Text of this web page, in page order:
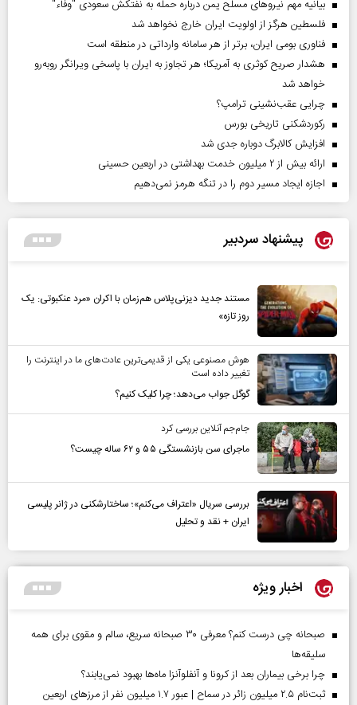
بیانیه مهم نیروهای مسلح یمن درباره حمله به نفتکش سعودی "وفاء"
فلسطین هرگز از اولویت ایران خارج نخواهد شد
فناوری بومی ایران، برتر از هر سامانه وارداتی در منطقه است
هشدار صریح کوثری به آمریکا؛ هر تجاوز به ایران با پاسخی ویرانگر روبه‌رو
خواهد شد
چرایی عقب‌نشینی ترامپ؟
رکوردشکنی تاریخی بورس
افزایش کالابرگ دوباره جدی شد
ارائه بیش از ۲ میلیون خدمت بهداشتی در اربعین حسینی
اجازه ایجاد مسیر دوم را در تنگه هرمز نمی‌دهیم
پیشنهاد سردبیر
مستند جدید دیزنی‌پلاس هم‌زمان با اکران «مرد عنکبوتی: یک
روز تازه»
هوش مصنوعی یکی از قدیمی‌ترین عادت‌های ما در اینترنت را
تغییر داده است
گوگل جواب می‌دهد؛ چرا کلیک کنیم؟
جام‌جم آنلاین بررسی کرد
ماجرای سن بازنشستگی ۵۵ و ۶۲ ساله چیست؟
بررسی سریال «اعتراف می‌کنم»؛ ساختارشکنی در ژانر پلیسی
ایران + نقد و تحلیل
اخبار ویژه
صبحانه چی درست کنم؟ معرفی ۳۰ صبحانه سریع، سالم و مقوی برای همه
سلیقه‌ها
چرا برخی بیماران بعد از کرونا و آنفلوآنزا ماه‌ها بهبود نمی‌یابند؟
ثبت‌نام ۲.۵ میلیون زائر در سماح | عبور ۱.۷ میلیون نفر از مرز‌های اربعین